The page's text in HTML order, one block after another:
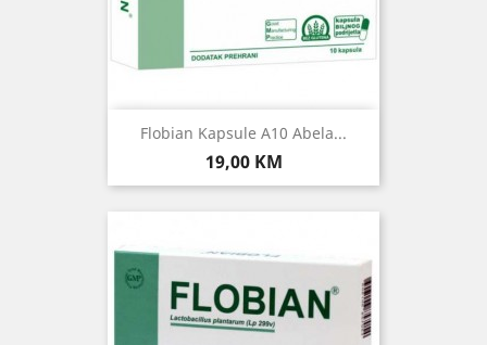
Flobian Kapsule A10 Abela...
Cijena
19,00 KM